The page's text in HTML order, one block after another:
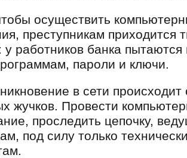
осуществить
преступникам приходится
у работников банка
пароли и ключи.
в сети
жучков. Провести
проследить цепочку,
под силу только